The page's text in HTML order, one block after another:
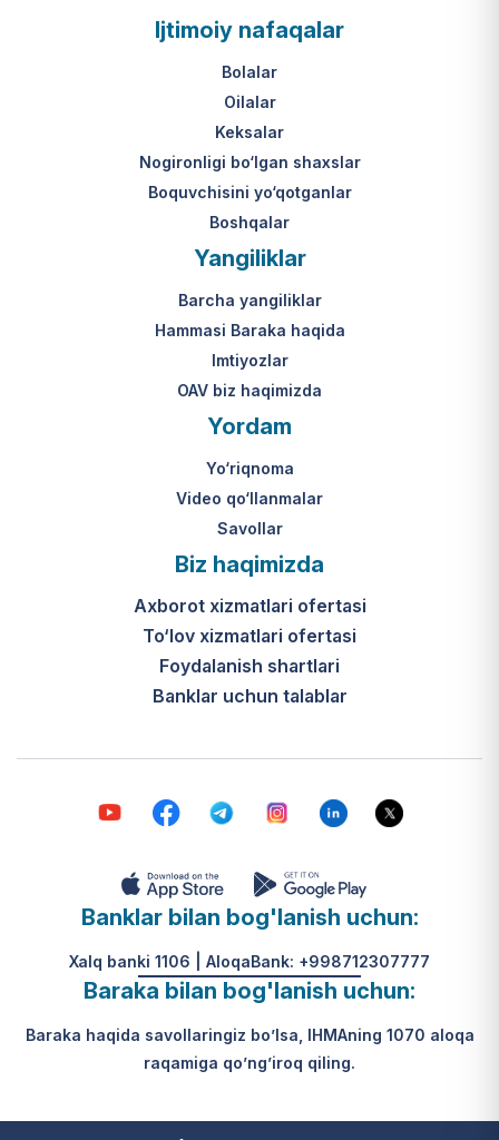
Ijtimoiy nafaqalar
Bolalar
Oilalar
Keksalar
Nogironligi bo‘lgan shaxslar
Boquvchisini yo‘qotganlar
Boshqalar
Yangiliklar
Barcha yangiliklar
Hammasi Baraka haqida
Imtiyozlar
OAV biz haqimizda
Yordam
Yo‘riqnoma
Video qo‘llanmalar
Savollar
Biz haqimizda
Axborot xizmatlari ofertasi
To‘lov xizmatlari ofertasi
Foydalanish shartlari
Banklar uchun talablar
Banklar bilan bog'lanish uchun:
Xalq banki 1106 | AloqaBank: +998712307777
Baraka bilan bog'lanish uchun:
Baraka haqida savollaringiz bo’lsa, IHMAning 1070 aloqa
raqamiga qo’ng’iroq qiling.